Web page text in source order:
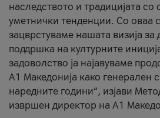
наследството и традицијата со
уметнички тенденции. Со оваа
зацврстуваме нашата визија за
поддршка на културните
задоволство ја најавуваме
A1 Македонија како генерален
наредните години“, изјави
извршен директор на A1